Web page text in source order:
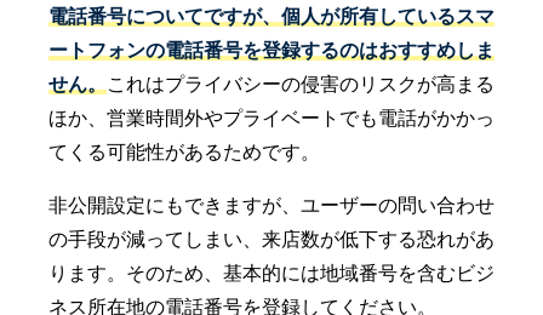
電話番号についてですが、個人が所有しているスマ
ートフォンの電話番号を登録するのはおすすめしま
せん。
これはプライバシーの侵害のリスクが高まる
ほか、営業時間外やプライベートでも電話がかかっ
てくる可能性があるためです。
非公開設定にもできますが、ユーザーの問い合わせ
の手段が減ってしまい、来店数が低下する恐れがあ
ります。そのため、基本的には地域番号を含むビジ
ネス所在地の電話番号を登録してください。